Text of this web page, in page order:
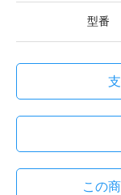
型番
この